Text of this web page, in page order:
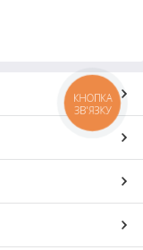
КНОПКА
ЗВ'ЯЗКУ